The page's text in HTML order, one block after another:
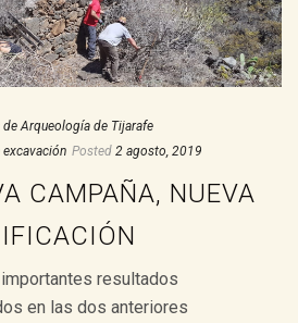
de Arqueología de Tijarafe
Posted 2 agosto, 2019
CAMPAÑA, NUEVA
resultados
en las dos anteriores